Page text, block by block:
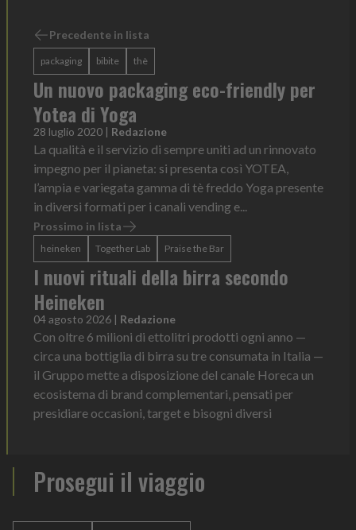
Precedente in lista
packaging bibite thè
Un nuovo packaging eco-friendly per
Yotea di Yoga
28 luglio 2020 | Redazione
La qualità e il servizio di sempre uniti ad un rinnovato
impegno per il pianeta: si presenta così YOTEA,
l’ampia e variegata gamma di tè freddo Yoga presente
in diversi formati per i canali vending e...
Prossimo in lista
heineken Together Lab Praise the Bar
I nuovi rituali della birra secondo
Heineken
04 agosto 2026 | Redazione
Con oltre 6 milioni di ettolitri prodotti ogni anno —
circa una bottiglia di birra su tre consumata in Italia —
il Gruppo mette a disposizione del canale Horeca un
ecosistema di brand complementari, pensati per
presidiare occasioni, target e bisogni diversi
Prosegui il viaggio